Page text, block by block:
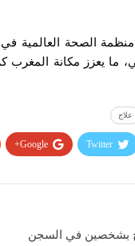
منظمة الصحة
يعزز مكانة المغرب
علاج
Twitter
Google+
بشخصين في السجن